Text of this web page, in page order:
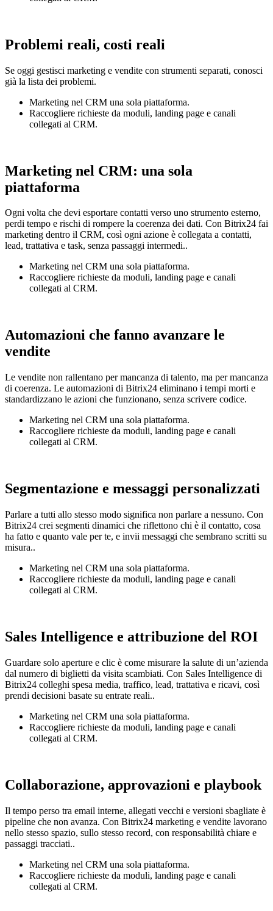
Problemi reali, costi reali
Se oggi gestisci marketing e vendite con strumenti separati, conosci
già la lista dei problemi.
Marketing nel CRM una sola piattaforma.
Raccogliere richieste da moduli, landing page e canali
collegati al CRM.
Marketing nel CRM: una sola
piattaforma
Ogni volta che devi esportare contatti verso uno strumento esterno,
perdi tempo e rischi di rompere la coerenza dei dati. Con Bitrix24 fai
marketing dentro il CRM, così ogni azione è collegata a contatti,
lead, trattativa e task, senza passaggi intermedi..
Marketing nel CRM una sola piattaforma.
Raccogliere richieste da moduli, landing page e canali
collegati al CRM.
Automazioni che fanno avanzare le
vendite
Le vendite non rallentano per mancanza di talento, ma per mancanza
di coerenza. Le automazioni di Bitrix24 eliminano i tempi morti e
standardizzano le azioni che funzionano, senza scrivere codice.
Marketing nel CRM una sola piattaforma.
Raccogliere richieste da moduli, landing page e canali
collegati al CRM.
Segmentazione e messaggi personalizzati
Parlare a tutti allo stesso modo significa non parlare a nessuno. Con
Bitrix24 crei segmenti dinamici che riflettono chi è il contatto, cosa
ha fatto e quanto vale per te, e invii messaggi che sembrano scritti su
misura..
Marketing nel CRM una sola piattaforma.
Raccogliere richieste da moduli, landing page e canali
collegati al CRM.
Sales Intelligence e attribuzione del ROI
Guardare solo aperture e clic è come misurare la salute di un’azienda
dal numero di biglietti da visita scambiati. Con Sales Intelligence di
Bitrix24 colleghi spesa media, traffico, lead, trattativa e ricavi, così
prendi decisioni basate su entrate reali..
Marketing nel CRM una sola piattaforma.
Raccogliere richieste da moduli, landing page e canali
collegati al CRM.
Collaborazione, approvazioni e playbook
Il tempo perso tra email interne, allegati vecchi e versioni sbagliate è
pipeline che non avanza. Con Bitrix24 marketing e vendite lavorano
nello stesso spazio, sullo stesso record, con responsabilità chiare e
passaggi tracciati..
Marketing nel CRM una sola piattaforma.
Raccogliere richieste da moduli, landing page e canali
collegati al CRM.